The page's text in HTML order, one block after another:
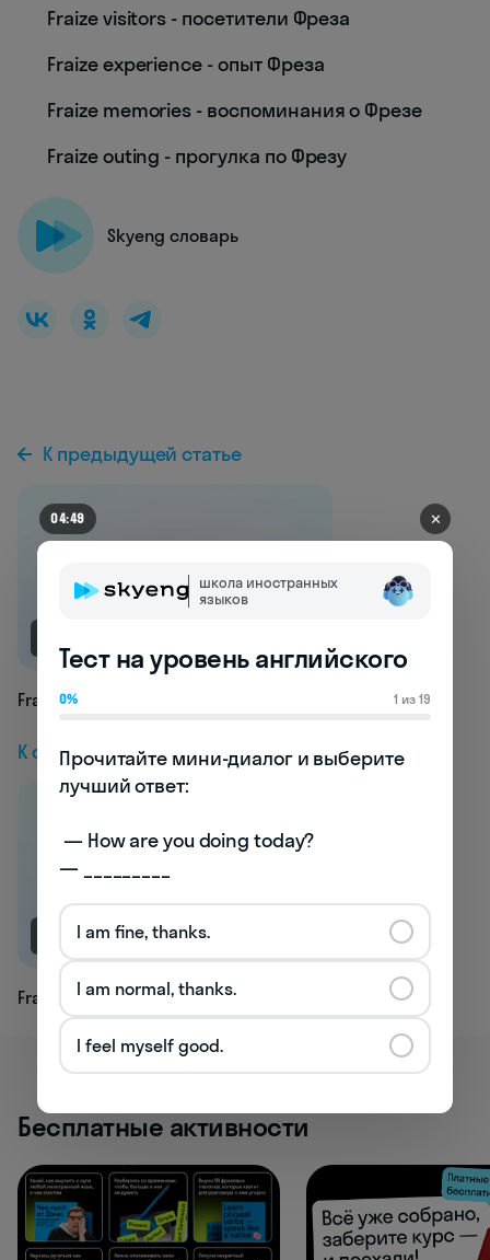
Fraize visitors - посетители Фреза
Fraize experience - опыт Фреза
Fraize memories - воспоминания о Фрезе
Fraize outing - прогулка по Фрезу
Skyeng словарь
К предыдущей статье
Frailness
К следующей статье
Framehouse
Бесплатные активности
04:46 ✕
школа иностранных
языков
Тест на уровень английского
0% 1 из 19
Прочитайте мини-диалог и выберите
лучший ответ:
— _________
I am fine, thanks.
I am normal, thanks.
I feel myself good.